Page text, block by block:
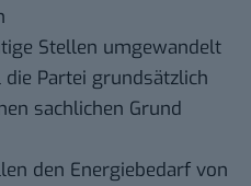
Stellen umgewandelt
Partei grundsätzlich
sachlichen Grund
den Energiebedarf von